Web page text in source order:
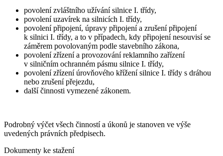
povolení zvláštního užívání silnice I. třídy,
povolení uzavírek na silnicích I. třídy,
povolení připojení, úpravy připojení a zrušení připojení
k silnici I. třídy, a to v případech, kdy připojení nesouvisí se
záměrem povolovaným podle stavebního zákona,
povolení zřízení a provozování reklamního zařízení
v silničním ochranném pásmu silnice I. třídy,
povolení zřízení úrovňového křížení silnice I. třídy s dráhou
nebo zrušení přejezdu,
další činnosti vymezené zákonem.
Podrobný výčet všech činností a úkonů je stanoven ve výše
uvedených právních předpisech.
Dokumenty ke stažení